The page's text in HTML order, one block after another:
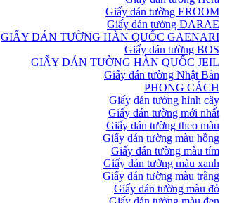
Giấy dán tường EROOM
Giấy dán tường DARAE
GIẤY DÁN TƯỜNG HÀN QUỐC GAENARI
Giấy dán tường BOS
GIẤY DÁN TƯỜNG HÀN QUỐC JEIL
Giấy dán tường Nhật Bản
PHONG CÁCH
Giấy dán tường hình cây
Giấy dán tường mới nhất
Giấy dán tường theo màu
Giấy dán tường màu hồng
Giấy dán tường màu tím
Giấy dán tường màu xanh
Giấy dán tường màu trắng
Giấy dán tường màu đỏ